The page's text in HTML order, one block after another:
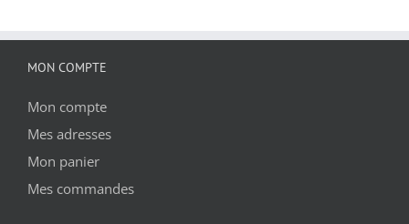
MON COMPTE
Mon compte
Mes adresses
Mon panier
Mes commandes